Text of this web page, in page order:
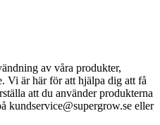
av våra produkter,
Vi är här för att hjälpa dig att få
att du använder produkterna
kundservice@supergrow.se eller